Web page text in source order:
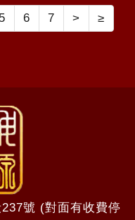
5 6 7 > ≥
號 (對面有收費停